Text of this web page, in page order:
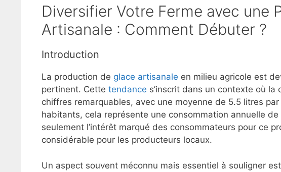
Diversifier Votre Ferme avec une
Artisanale : Comment Débuter ?
Introduction
La production de glace artisanale en milieu agricole est
pertinent. Cette tendance s’inscrit dans un contexte où
chiffres remarquables, avec une moyenne de 5.5 litres
habitants, cela représente une consommation annuelle
seulement l’intérêt marqué des consommateurs pour ce
considérable pour les producteurs locaux.
Un aspect souvent méconnu mais essentiel à souligner